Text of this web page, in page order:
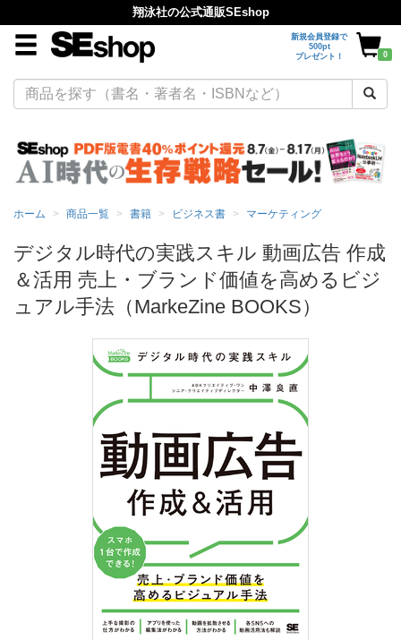
翔泳社の公式通販SEshop
新規会員登録で
500pt
プレゼント！
0
ホーム 商品一覧 書籍 ビジネス書 マーケティング
デジタル時代の実践スキル 動画広告 作成
＆活用 売上・ブランド価値を高めるビジ
ュアル手法（MarkeZine BOOKS）